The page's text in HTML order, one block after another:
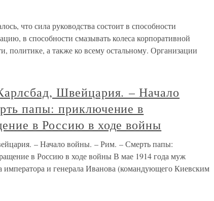
что сила руководства состоит в способности
в способности смазывать колеса корпоративной
политике, а также ко всему остальному. Организации
Швейцария. – Начало
папы: приключение в
в Россию в ходе войны
– Начало войны. – Рим. – Смерть папы:
в Россию в ходе войны В мае 1914 года муж
императора и генерала Иванова (командующего Киевским